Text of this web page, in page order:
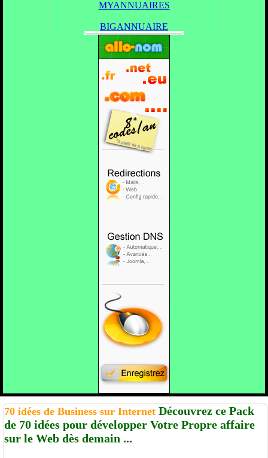
MYANNUAIRES
BIGANNUAIRE
70 idées de Business sur Internet Découvrez ce Pack
de 70 idées pour développer Votre Propre affaire
sur le Web dès demain ...